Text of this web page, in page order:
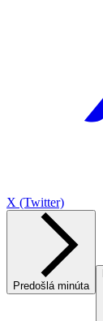
X (Twitter)
Predošlá minúta